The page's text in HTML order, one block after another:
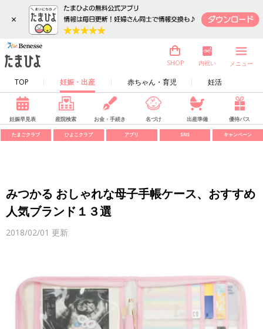
×
TOP 妊娠・出産 赤ちゃん・育児 妊活
SHOP 内祝い メニュー
妊娠早見表 産院検索 お金・手続き 名づけ 出産準備 優待パス
たまごクラブ ひよこクラブ アプリ SNS キャンペーン
みつかる おしゃれな母子手帳ケース、おすすめ
人気ブランド１３選
2018/02/01 更新